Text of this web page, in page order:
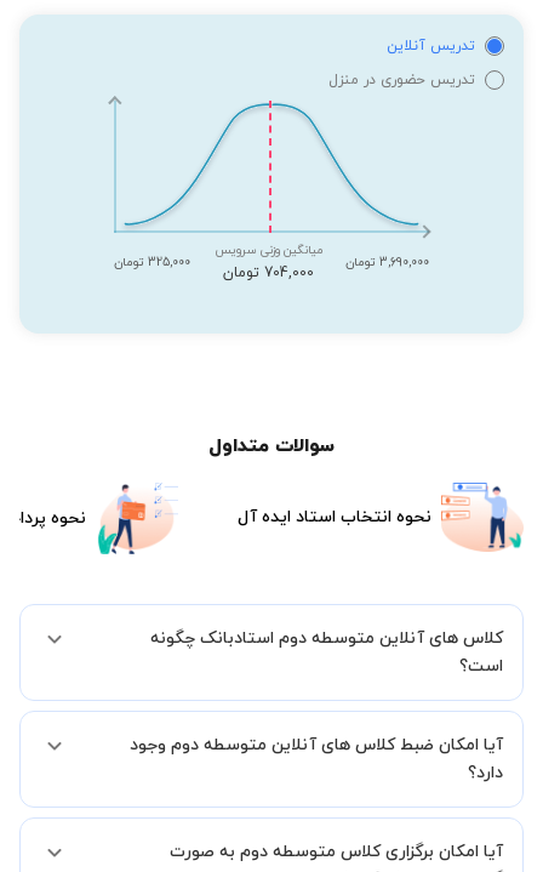
تدریس آنلاین
تدریس حضوری در منزل
3,690,000 تومان
میانگین وزنی سرویس
704,000 تومان
325,000 تومان
سوالات متداول
نحوه انتخاب استاد ایده آل نحوه
کلاس های آنلاین متوسطه دوم استادبانک چگونه
است؟
شما میدهیم که استاد شما پیش از جلسه تمامی موارد لازم برای برگزاری
یک کلاس آنلاین با کیفیت و مفید را به شما توضیح خواهند داد.
آیا امکان ضبط کلاس های آنلاین متوسطه دوم وجود
دارد؟
کنید.
آیا امکان برگزاری کلاس متوسطه دوم به صورت